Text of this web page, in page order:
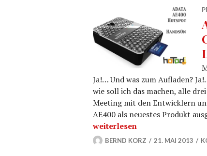
Ja!… Und was zum Aufladen?
wie soll ich das machen, alle
Meeting mit den Entwicklern
AE400 als neuestes Produkt
ADATA AE400 Wifi
weiterlesen
BERND KORZ 21. MAI 2013